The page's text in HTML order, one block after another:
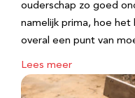
ouderschap zo goed
namelijk prima, hoe
overal een punt van
Lees meer